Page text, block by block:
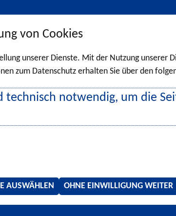
von Cookies
unserer Dienste. Mit der Nutzung unserer
zum Datenschutz erhalten Sie über den
technisch notwendig, um die
AUSWÄHLEN OHNE EINWILLIGUNG WEITER